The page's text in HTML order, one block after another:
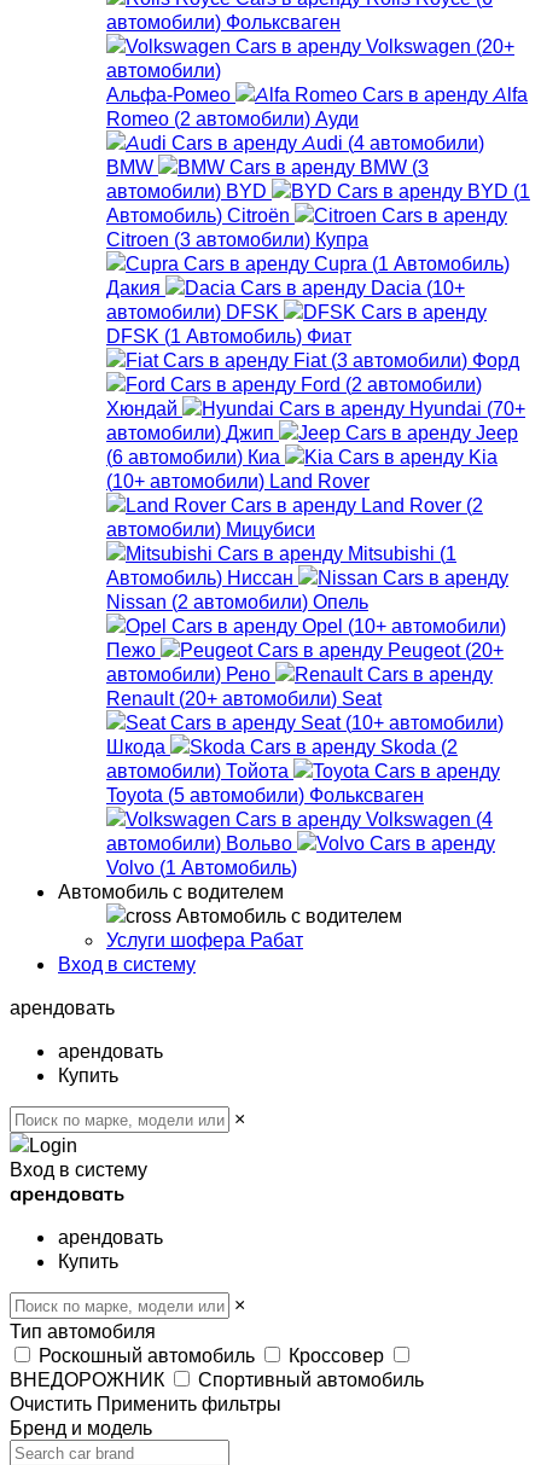
автомобили) Фольксваген
Volkswagen (20+
автомобили)
Альфа-Ромео
Alfa
Romeo (2 автомобили) Ауди
Audi (4 автомобили)
BMW
BMW (3
автомобили) BYD BYD (1
Автомобиль) Citroën
Citroen (3 автомобили) Купра
Cupra (1 Автомобиль)
Дакия
Dacia (10+
автомобили) DFSK
DFSK (1 Автомобиль) Фиат
Fiat (3 автомобили) Форд
Ford (2 автомобили)
Хюндай
Hyundai (70+
автомобили) Джип
Jeep
(6 автомобили) Киа
Kia
(10+ автомобили) Land Rover
Land Rover (2
автомобили) Мицубиси
Mitsubishi (1
Автомобиль) Ниссан
Nissan (2 автомобили) Опель
Opel (10+ автомобили)
Пежо
Peugeot (20+
автомобили) Рено
Renault (20+ автомобили) Seat
Seat (10+ автомобили)
Шкода
Skoda (2
автомобили) Тойота
Toyota (5 автомобили) Фольксваген
Volkswagen (4
автомобили) Вольво
Volvo (1 Автомобиль)
Автомобиль с водителем
Автомобиль с водителем
Услуги шофера Рабат
Вход в систему
арендовать
арендовать
Купить
×
Вход в систему
арендовать
арендовать
Купить
×
Тип автомобиля
Роскошный автомобиль
Кроссовер
ВНЕДОРОЖНИК
Спортивный автомобиль
Очистить Применить фильтры
Бренд и модель